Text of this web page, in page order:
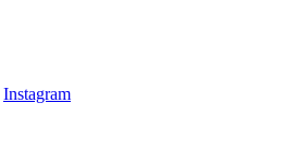
Instagram